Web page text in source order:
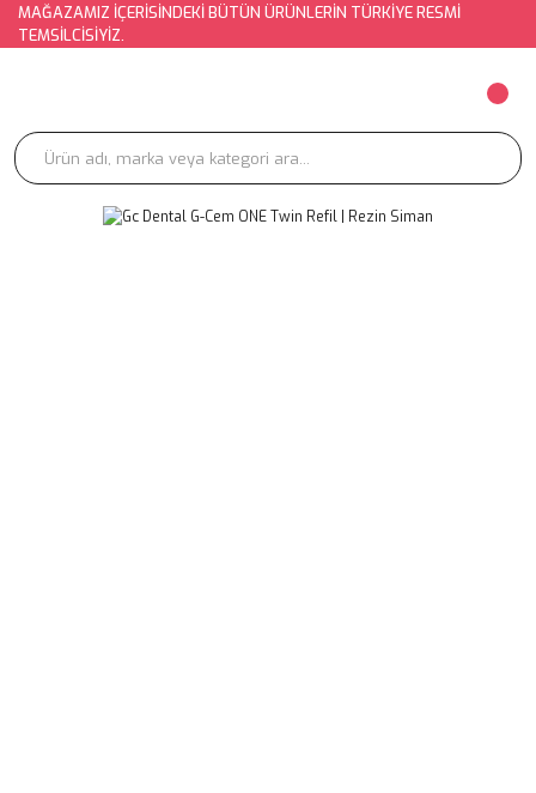
MAĞAZAMIZ İÇERİSİNDEKİ BÜTÜN ÜRÜNLERİN TÜRKİYE RESMİ
TEMSİLCİSİYİZ.